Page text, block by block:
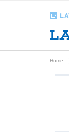
Home